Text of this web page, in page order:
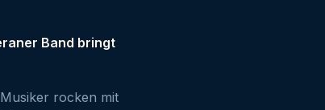
Band bringt
rocken mit